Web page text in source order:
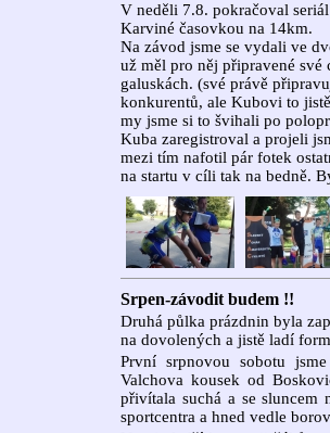
V neděli 7.8. pokračoval
Karviné časovkou na 14km.
Na závod jsme se vydali ve
už měl pro něj připravené
galuskách. (své právě
konkurentů, ale Kubovi to
my jsme si to švihali po
Kuba zaregistroval a projeli
mezi tím nafotil pár fotek
na startu v cíli tak na bedně.
Srpen-závodit budem !!
Druhá půlka prázdnin byla
na dovolených a jistě ladí
První srpnovou sobotu
Valchova kousek od
přivítala suchá a se sluncem
sportcentra a hned vedle